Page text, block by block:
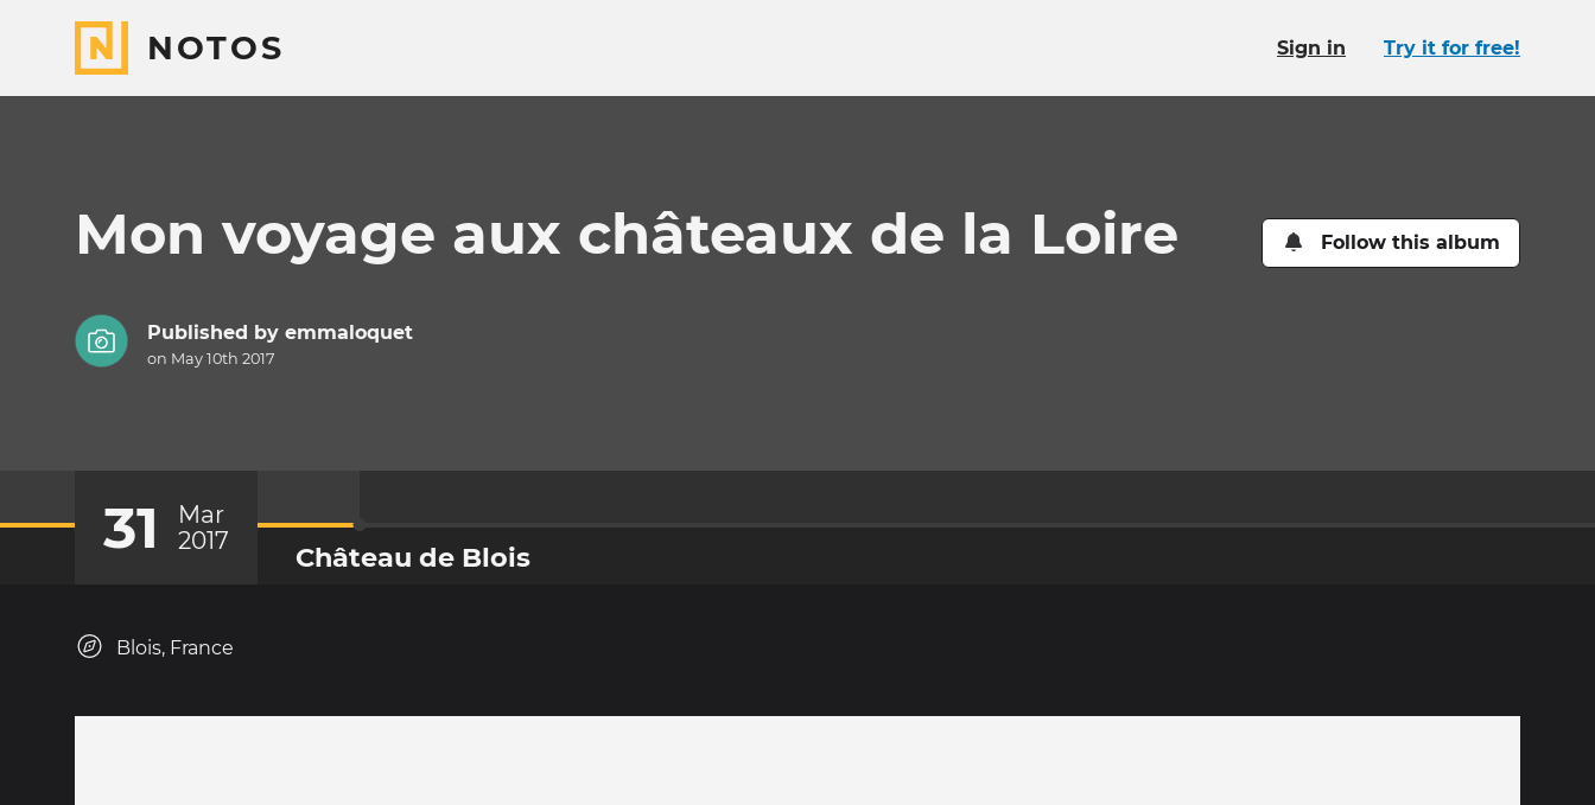
NOTOS Sign in Try it for free!
Mon voyage aux châteaux de la Loire Follow this album
Published by emmaloquet
on May 10th 2017
31
Mar
2017
Château de Blois
Blois, France